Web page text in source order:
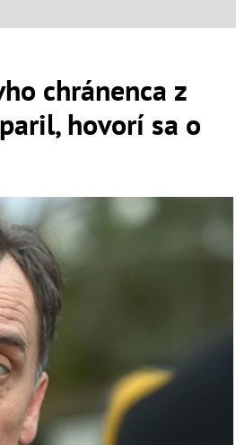
chránenca z
hovorí sa o